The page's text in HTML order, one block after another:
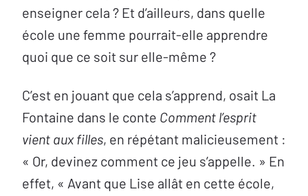
enseigner cela ? Et d’ailleurs, dans quelle
école une femme pourrait-elle apprendre
quoi que ce soit sur elle-même ?
C’est en jouant que cela s’apprend, osait La
Fontaine dans le conte Comment l’esprit
vient aux filles, en répétant malicieusement :
« Or, devinez comment ce jeu s’appelle. » En
effet, « Avant que Lise allât en cette école,